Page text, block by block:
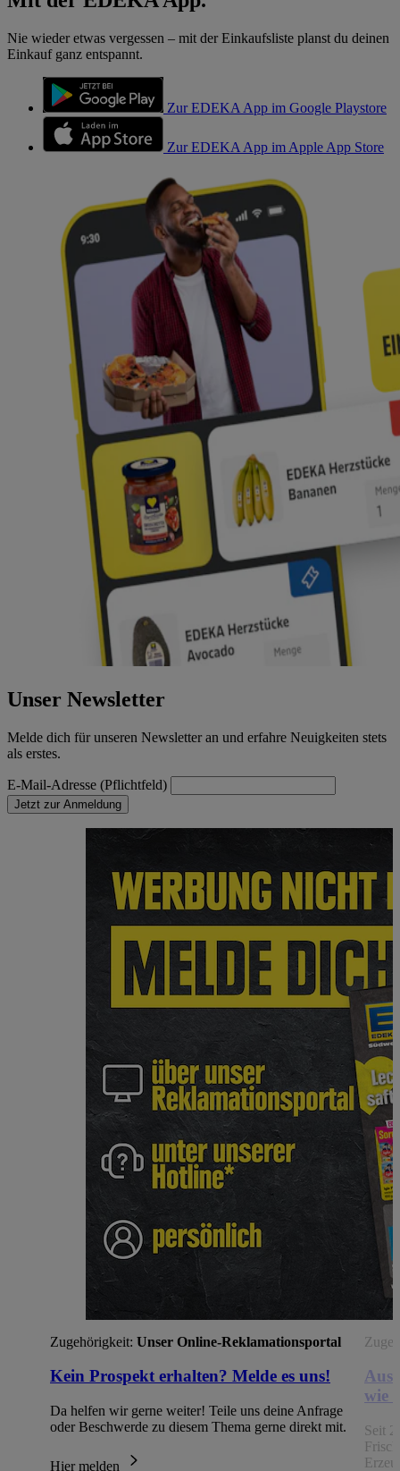
Nie wieder etwas vergessen – mit der Einkaufsliste planst du deinen
Einkauf ganz entspannt.
Zur EDEKA App im Google Playstore
Zur EDEKA App im Apple App Store
Unser Newsletter
Melde dich für unseren Newsletter an und erfahre Neuigkeiten stets
als erstes.
E-Mail-Adresse (Pflichtfeld)
Jetzt zur Anmeldung
Zugehörigkeit: Unser Online-Reklamationsportal
Kein Prospekt erhalten? Melde es uns!
Da helfen wir gerne weiter! Teile uns deine Anfrage
oder Beschwerde zu diesem Thema gerne direkt mit.
Hier melden
Aus
wie
Seit